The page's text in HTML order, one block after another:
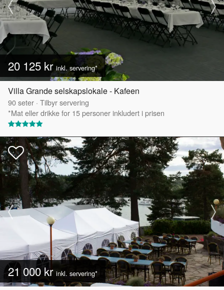
20 125 krinkl. servering*
Villa Grande selskapslokale - Kafeen
90seter · Tilbyr servering
*Mat eller drikke for 15 personer inkludert i prisen
21 000 kr inkl. servering*